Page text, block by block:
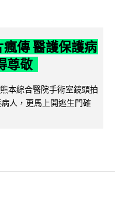
傳 醫護保護病
尊敬
本綜合醫院手術室鏡頭拍
人，更馬上開逃生門確